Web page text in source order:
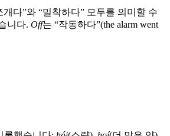
개다”와 “밀착하다” 모두를 의미할 수
니다. Off는 “작동하다”(the alarm went